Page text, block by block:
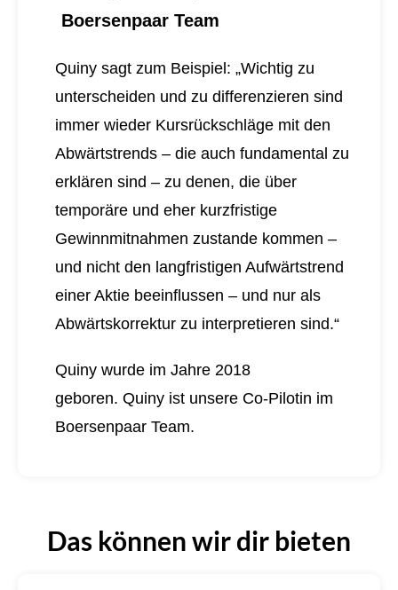
Boersenpaar Team
Quiny sagt zum Beispiel: „Wichtig zu
unterscheiden und zu differenzieren sind
immer wieder Kursrückschläge mit den
Abwärtstrends – die auch fundamental zu
erklären sind – zu denen, die über
temporäre und eher kurzfristige
Gewinnmitnahmen zustande kommen –
und nicht den langfristigen Aufwärtstrend
einer Aktie beeinflussen – und nur als
Abwärtskorrektur zu interpretieren sind.“
Quiny wurde im Jahre 2018
geboren. Quiny ist unsere Co-Pilotin im
Boersenpaar Team.
Das können wir dir bieten